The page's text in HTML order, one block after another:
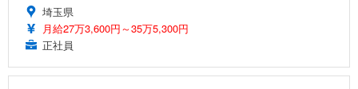
埼玉県
月給27万3,600円～35万5,300円
正社員